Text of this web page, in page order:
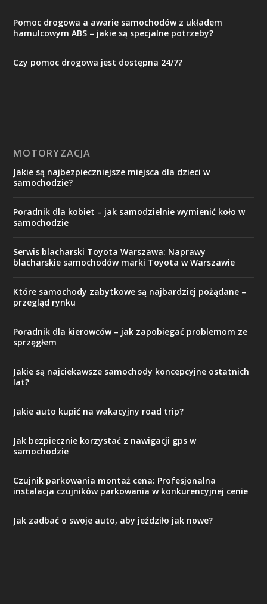
Pomoc drogowa a awarie samochodów z układem
hamulcowym ABS – jakie są specjalne potrzeby?
Czy pomoc drogowa jest dostępna 24/7?
MOTORYZACJA
Jakie są najbezpieczniejsze miejsca dla dzieci w
samochodzie?
Poradnik dla kobiet – jak samodzielnie wymienić koło w
samochodzie
Serwis blacharski Toyota Warszawa: Naprawy
blacharskie samochodów marki Toyota w Warszawie
Które samochody zabytkowe są najbardziej pożądane –
przegląd rynku
Poradnik dla kierowców – jak zapobiegać problemom ze
sprzęgłem
Jakie są najciekawsze samochody koncepcyjne ostatnich
lat?
Jakie auto kupić na wakacyjny road trip?
Jak bezpiecznie korzystać z nawigacji gps w
samochodzie
Czujnik parkowania montaż cena: Profesjonalna
instalacja czujników parkowania w konkurencyjnej cenie
Jak zadbać o swoje auto, aby jeździło jak nowe?